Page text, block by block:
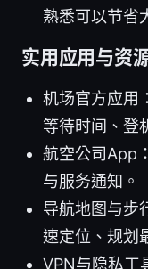
熟悉可以节省
实用应用与资
机场官方应用
等待时间、登
航空公司App
与服务通知。
导航地图与步
速定位、规划
VPN与隐私工